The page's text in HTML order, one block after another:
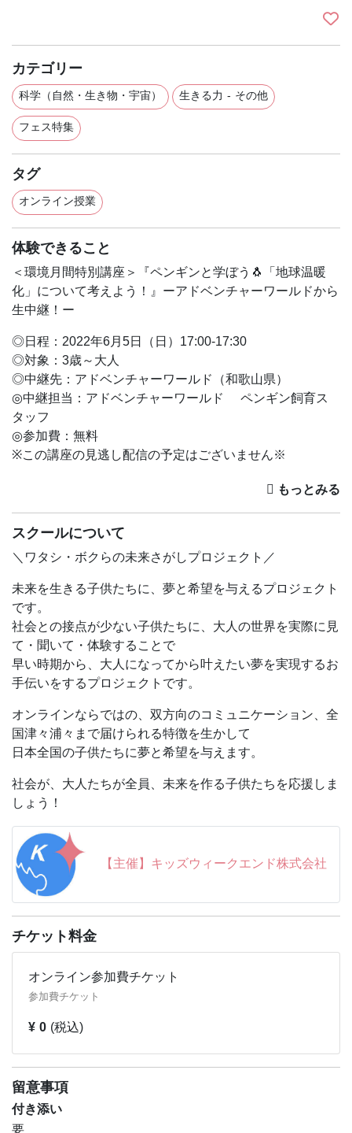
カテゴリー
科学（自然・生き物・宇宙）
生きる力 - その他
フェス特集
タグ
オンライン授業
体験できること
＜環境月間特別講座＞『ペンギンと学ぼう🐧「地球温暖
化」について考えよう！』ーアドベンチャーワールドから
生中継！ー
◎日程：2022年6月5日（日）17:00-17:30
◎対象：3歳～大人
◎中継先：アドベンチャーワールド（和歌山県）
◎中継担当：アドベンチャーワールド ペンギン飼育ス
タッフ
◎参加費：無料
※この講座の見逃し配信の予定はございません※
ー『マリンワールドWish！ツアー』の内容の一部を、現
地から生中継でお届けします！
す！ ペンギンの羽毛の質感や表情など、細部までリアル
にお伝えします。
また、地球温暖化が動物にどのような影響を及ぼしている
のかを、ペンギンが暮らす環境を例に分かりやすく解説し
ます。
境の日』。
その環境の日に、アドベンチャーワールドの4種のペンギ
ンと地球温暖化やSDGsについて考えてみませんか？
アドベンチャーワールドは、「動物を飼育しているパーク
として生命・環境を守り、より良い未来を子どもたちに贈
る」という考えのもと、積極的にSDGsに取り組んでいま
す。
■出演動物：ペンギン4種（エンペラーペンギン、キング
ペンギン、ヒゲペンギン、アデリーペンギン）
■『マリンワールドWish！ツアー』とは？
間近で動物を観察しながら、イルカへのフィーディングや
アザラシのトレーニング、ペンギンとのふれあいなどが体
験できます。海の動物たちとのふれあいや飼育体験を通し
て、環境問題について学べる人気のツアーです。
https://www.aws-s.com/attractions/detail?id=eve166
【中継先：アドベンチャーワールド】
和歌山県西牟婁郡白浜町にある、陸、海、空の140種、
1400頭の動物が暮らす「こころにスマイル 未来創造パー
ク」をテーマに掲げたテーマパーク。パーク内には、ジャ
イアントパンダが暮らすエリア、広大な敷地でのびのびと
動物たちが暮らすサファリワールド、イルカやアシカのラ
スクールについて
＼ワタシ・ボクらの未来さがしプロジェクト／
未来を生きる子供たちに、夢と希望を与えるプロジェクト
です。
社会との接点が少ない子供たちに、大人の世界を実際に見
て・聞いて・体験することで
早い時期から、大人になってから叶えたい夢を実現するお
手伝いをするプロジェクトです。
オンラインならではの、双方向のコミュニケーション、全
国津々浦々まで届けられる特徴を生かして
日本全国の子供たちに夢と希望を与えます。
社会が、大人たちが全員、未来を作る子供たちを応援しま
しょう！
【主催】キッズウィークエンド株式会社
チケット料金
オンライン参加費チケット
参加費チケット
¥ 0 (税込)
留意事項
付き添い